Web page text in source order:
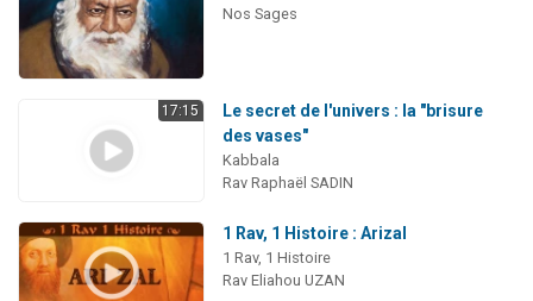
Nos Sages
17:15
Le secret de l'univers : la "brisure
des vases"
Kabbala
Rav Raphaël SADIN
1 Rav, 1 Histoire : Arizal
1 Rav, 1 Histoire
Rav Eliahou UZAN